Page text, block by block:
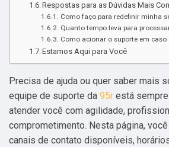
Respostas para as Dúvidas Mais
Como faço para redefinir minha
Quanto tempo leva para
Como acionar o suporte em caso
Estamos Aqui para Você
Precisa de ajuda ou quer saber mais
equipe de suporte da 95r está
atender você com agilidade,
comprometimento. Nesta página,
canais de contato disponíveis,